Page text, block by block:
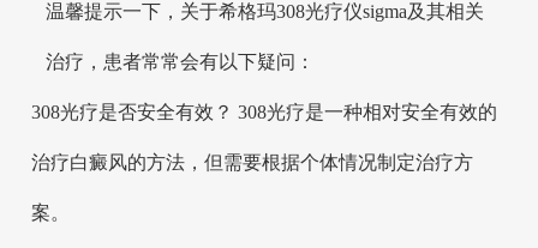
温馨提示一下，关于希格玛308光疗仪sigma及其相关
治疗，患者常常会有以下疑问：
308光疗是否安全有效？ 308光疗是一种相对安全有效的
治疗白癜风的方法，但需要根据个体情况制定治疗方
案。